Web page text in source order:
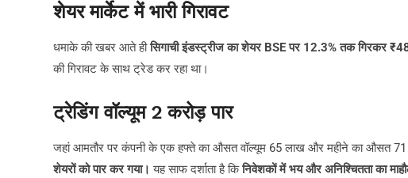
शेयर मार्केट में भारी गिरावट
धमाके की खबर आते हीसिगाची इंडस्ट्रीज का शेयर BSE पर 12.3% तक गिरकर
की गिरावट के साथ ट्रेड कर रहा था।
ट्रेडिंग वॉल्यूम 2 करोड़ पार
जहां आमतौर पर कंपनी के एक हफ्ते का औसत वॉल्यूम 65 लाख और महीने का औसत 71
शेयरों को पार कर गया। यह साफ दर्शाता है किनिवेशकों में भय और अनिश्चितता का